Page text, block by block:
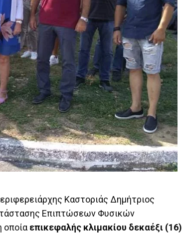
Καστοριάς Δημήτριος
Επιπτώσεων Φυσικών
οποία επικεφαλής κλιμακίου δεκαέξι (16)